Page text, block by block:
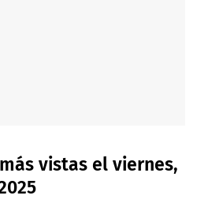
vistas el viernes,